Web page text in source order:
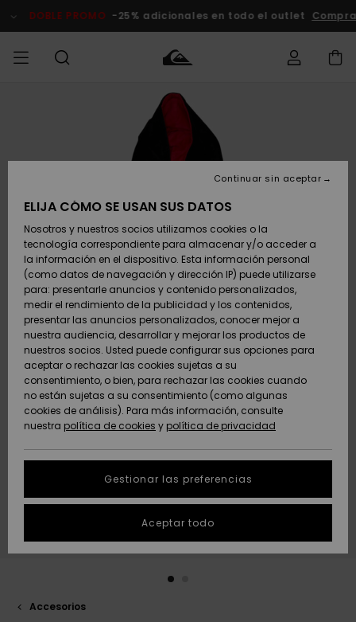
del
DOBLE PROMO -25% adicionales en todo el outlet
Ropa
Zapatos y
chanclas
Surf
Snow
Novedades
Destacados
Ropa
Zapatos y
chanclas
Surf
Snow
Novedades
Destacados
Shop
Destacados
Snow
SURF
Surf Shop
Hombre
Highlights
Comunidad
SNOW
Tienda
Snow
Hombre
Snow Niños
Tienda
Snow Mujer
Destacados
Comunidad
DOBLE
PROMO
Outlet
Hombre
Outlet
Mujer
AYUDA &
CONTACTO
Accede a tu
pedido
Envio
Devoluciones
Pago
Tarjeta de
regalo
Quiksilver
Freedom
Protección de
datos
personales
Inicia una
conversación
más rápida a
SOSTENIBILIDAD
Accesorios
ELIJA CÓMO SE USAN SUS DATOS
Nosotros y nuestros socios utilizamos cookies o la
tecnología correspondiente para almacenar y/o acceder a
la información en el dispositivo. Esta información personal
(como datos de navegación y dirección IP) puede utilizarse
para: presentarle anuncios y contenido personalizados,
medir el rendimiento de la publicidad y los contenidos,
presentar las anuncios personalizados, conocer mejor a
nuestra audiencia, desarrollar y mejorar los productos de
nuestros socios. Usted puede configurar sus opciones para
aceptar o rechazar las cookies sujetas a su
consentimiento, o bien, para rechazar las cookies cuando
no están sujetas a su consentimiento (como algunas
cookies de análisis). Para más información, consulte
nuestra política de cookies y política de privacidad
Gestionar las preferencias
Continuar sin aceptar
Aceptar todo